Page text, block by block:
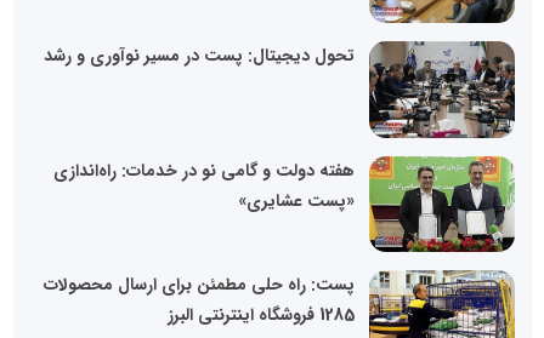
تحول دیجیتال: پست در مسیر نوآوری و رشد
هفته دولت و گامی نو در خدمات: راه‌اندازی
«پست عشایری»
پست: راه حلی مطمئن برای ارسال محصولات
1285 فروشگاه اینترنتی البرز